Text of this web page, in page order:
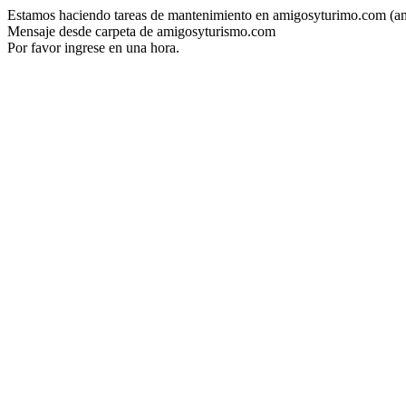
Estamos haciendo tareas de mantenimiento en amigosyturimo.com
Mensaje desde carpeta de amigosyturismo.com
Por favor ingrese en una hora.